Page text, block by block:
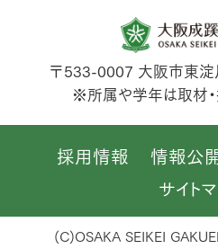
〒533-0007 大阪市東
※所属や学年は取材
採用情報 情報公
サイト
(C)OSAKA SEIKEI